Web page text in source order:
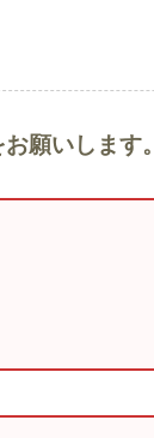
願いします。